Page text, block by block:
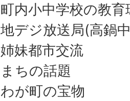
町内小中学校の教
地デジ放送局(高鍋
姉妹都市交流
まちの話題
わが町の宝物